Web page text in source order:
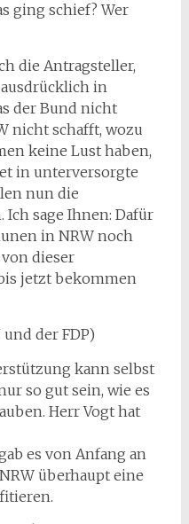
ging schief? Wer
die Antragsteller,
in
der Bund nicht
nicht schafft, wozu
keine Lust haben,
in unterversorgte
nun die
sage Ihnen: Dafür
in NRW noch
dieser
jetzt bekommen
der FDP)
kann selbst
so gut sein, wie es
Herr Vogt hat
es von Anfang an
überhaupt eine